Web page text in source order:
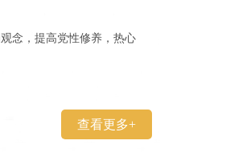
念，提高党性修养，热心
查看更多+